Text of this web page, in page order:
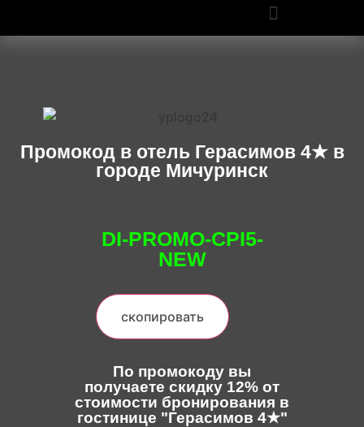
Промокод в отель Герасимов 4★ в
городе Мичуринск
DI-PROMO-CPI5-
NEW
скопировать
По промокоду вы
получаете скидку 12% от
стоимости бронирования в
гостинице "Герасимов 4★"